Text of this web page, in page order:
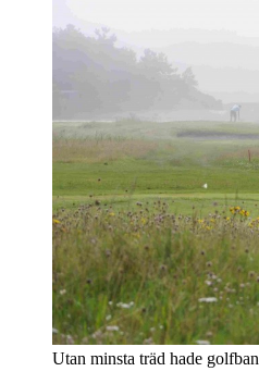
Utan minsta träd hade